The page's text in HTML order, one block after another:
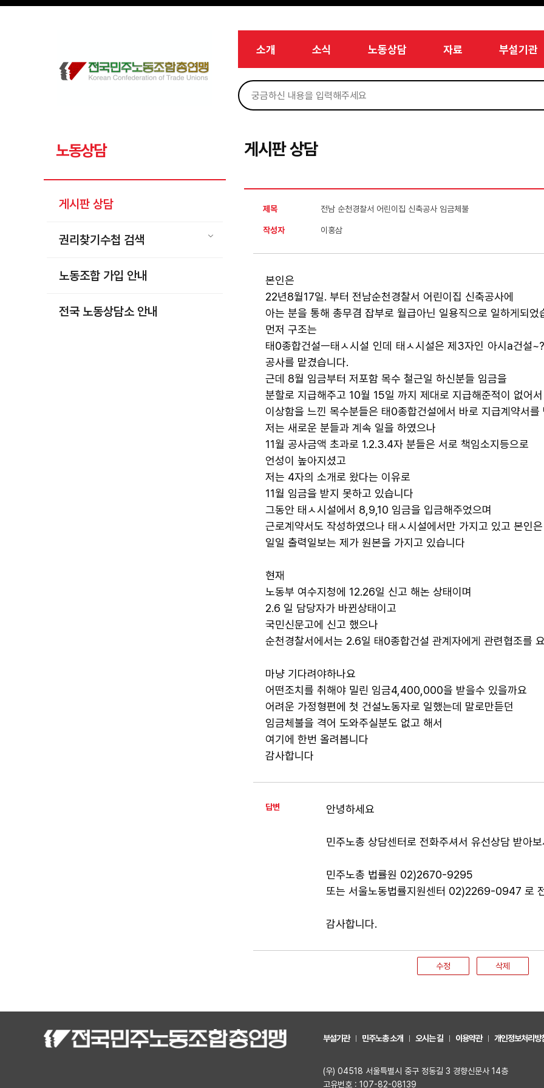
메뉴 건너뛰기
소개 소식 노동상담 자료 부설기관
노동상담
게시판 상담
권리찾기수첩 검색
노동조합 가입 안내
전국 노동상담소 안내
게시판 상담
제목 전남 순천경찰서 어린이집 신축공사 임금체불
작성자 이홍삼
본인은
22년8월17일. 부터 전남순천경찰서 어린이집 신축공사에
아는 분을 통해 총무겸 잡부로 월급아닌 일용직으로 일하게되었
먼저 구조는
태0종합건설ㅡ태ㅅ시설 인데 태ㅅ시설은 제3자인 아시a건설
공사를 맡겼습니다.
근데 8월 임금부터 저포함 목수 철근일 하신분들 임금을
분할로 지급해주고 10월 15일 까지 제대로 지급해준적이 없어서
이상함을 느낀 목수분들은 태0종합건설에서 바로 지급계약서를
저는 새로운 분들과 계속 일을 하였으나
11월 공사금액 초과로 1.2.3.4자 분들은 서로 책임소지등으로
언성이 높아지셨고
저는 4자의 소개로 왔다는 이유로
11월 임금을 받지 못하고 있습니다
그동안 태ㅅ시설에서 8,9,10 임금을 입금해주었으며
근로계약서도 작성하였으나 태ㅅ시설에서만 가지고 있고 본인
일일 출력일보는 제가 원본을 가지고 있습니다
현재
노동부 여수지청에 12.26일 신고 해논 상태이며
2.6 일 담당자가 바뀐상태이고
국민신문고에 신고 했으나
순천경찰서에서는 2.6일 태0종합건설 관계자에게 관련협조를
마냥 기다려야하나요
어떤조치를 취해야 밀린 임금4,400,000을 받을수 있을까요
어려운 가정형편에 첫 건설노동자로 일했는데 말로만듣던
임금체불을 격어 도와주실분도 없고 해서
여기에 한번 올려봅니다
감사합니다
답변 안녕하세요
민주노총 상담센터로 전화주셔서 유선상담 받아
민주노총 법률원 02)2670-9295
또는 서울노동법률지원센터 02)2269-0947 로
감사합니다.
수정 삭제
부설기관 민주노총 소개 오시는 길 이용약관 개인정보처리방
(우) 04518 서울특별시 중구 정동길 3 경향신문사 14층
고유번호 : 107-82-08139
권리찾기수첩 검색
찾아보기
노동조합 가입 안내
Sketchbook5, 스케치북5